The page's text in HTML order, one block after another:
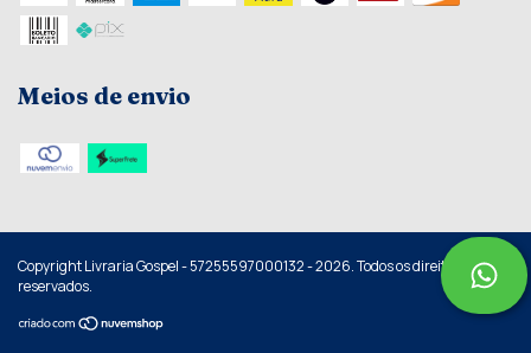
Meios de envio
Copyright Livraria Gospel - 57255597000132 - 2026. Todos os direitos
reservados.